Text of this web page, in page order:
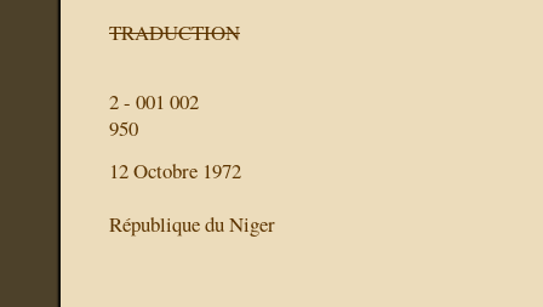
TRADUCTION
2 - 001 002
950
12 Octobre 1972
République du Niger